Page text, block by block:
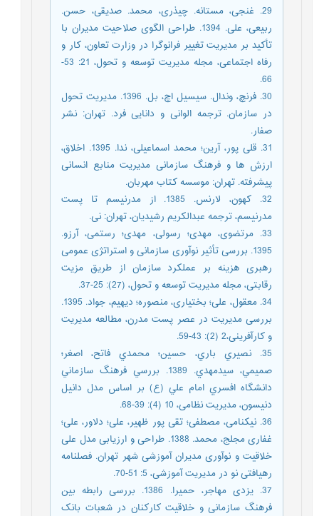
29. غنجی، مستانه. چیذری، محمد. صدیقی، حسن.
ربیعی، علی. 1394. طراحی الگوی صلاحیت مدیران با
تأکید بر مدیریت تغییر فرانوگرا در وزارت تعاون، کار و
رفاه اجتماعی، مجله مدیریت توسعه و تحول، 21: 53-
66.
30. فرنچ، وندال. سیسیل اچ، بل. 1396. مدیریت تحول
در سازمان. ترجمه الوانی و دانایی فرد. تهران: نشر
صفار.
31. قلی پور، آرین؛ محمد اسماعیلی، ندا. 1395. اخلاق،
ارزش ها و فرهنگ سازمانی مدیریت منابع انسانی
پیشرفته. تهران: موسسه کتاب مهربان.
32. کهون، لارنس. 1385. از مدرنیسم تا پست
مدرنیسم، ترجمه عبدالکریم رشیدیان، تهران: نی.
33. مرتضوی، مهدی؛ رسولی، مهدی؛ رستمی، آرزو.
1395. بررسی تأثیر نوآوری سازمانی و استراتژی عمومی
رهبری هزینه بر عملکرد سازمان از طریق مزیت
رقابتی، مجله مدیریت توسعه و تحول، (27): 25-37.
34. معقول، علی؛ بختیاری، منصوره؛ دیهیم، جواد. 1395.
بررسی مدیریت در عصر پست مدرن، مطالعه مدیریت
و کارآفرینی،2 (2): 43-59.
35. نصيري باري، حسين؛ محمدي فاتح، اصغر؛
صميمي، سيدمهدي. 1389. بررسي فرهنگ سازماني
دانشگاه افسري امام علي (ع) بر اساس مدل دانيل
دنيسون، مدیریت نظامی، 10 (4): 39-68.
36. نیکنامی، مصطفی؛ تقی پور ظهیر، علی؛ دلاور، علی؛
غفاری مجلج، محمد. 1388. طراحی و ارزیابی مدل علی
خلاقیت و نوآوری مدیران آموزشی شهر تهران. فصلنامه
رهیافتی نو در مدیریت آموزشی، 5: 51-70.
37. یزدی مهاجر، حمیرا. 1386. بررسی رابطه بین
فرهنگ سازمانی و خلاقیت کارکنان در شعبات بانک